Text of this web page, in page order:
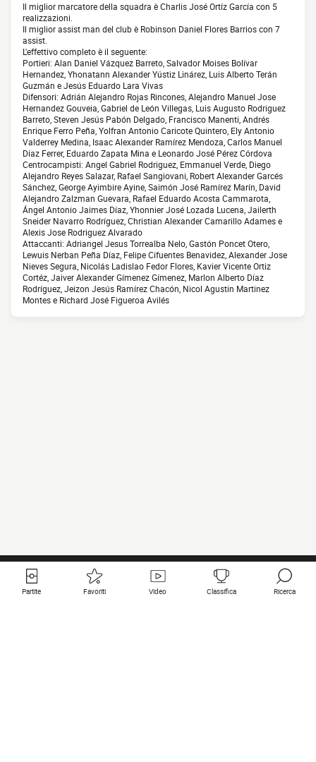
Il miglior marcatore della squadra è Charlis José Ortíz García con 5
realizzazioni.
Il miglior assist man del club è Robinson Daniel Flores Barrios con 7
assist.
L'effettivo completo è il seguente:
Portieri: Alan Daniel Vázquez Barreto, Salvador Moises Bolívar
Hernandez, Yhonatann Alexander Yústiz Linárez, Luis Alberto Terán
Guzmán e Jesús Eduardo Lara Vivas
Difensori: Adrián Alejandro Rojas Rincones, Alejandro Manuel Jose
Hernandez Gouveia, Gabriel de León Villegas, Luis Augusto Rodriguez
Barreto, Steven Jesús Pabón Delgado, Francisco Manenti, Andrés
Enrique Ferro Peña, Yolfran Antonio Caricote Quintero, Ely Antonio
Valderrey Medina, Isaac Alexander Ramírez Mendoza, Carlos Manuel
Díaz Ferrer, Eduardo Zapata Mina e Leonardo José Pérez Córdova
Centrocampisti: Angel Gabriel Rodriguez, Emmanuel Verde, Diego
Alejandro Reyes Salazar, Rafael Sangiovani, Robert Alexander Garcés
Sánchez, George Ayimbire Ayine, Saimón José Ramírez Marín, David
Alejandro Zalzman Guevara, Rafael Eduardo Acosta Cammarota,
Ángel Antonio Jaimes Díaz, Yhonnier José Lozada Lucena, Jailerth
Sneider Navarro Rodríguez, Christian Alexander Camarillo Adames e
Alexis Jose Rodriguez Alvarado
Attaccanti: Adriangel Jesus Torrealba Nelo, Gastón Poncet Otero,
Lewuis Nerban Peña Díaz, Felipe Cifuentes Benavidez, Alexander Jose
Nieves Segura, Nicolás Ladislao Fedor Flores, Kavier Vicente Ortiz
Cortéz, Jaiver Alexander Gímenez Gímenez, Marlon Alberto Díaz
Rodríguez, Jeizon Jesús Ramírez Chacón, Nicol Agustin Martinez
Montes e Richard José Figueroa Avilés
Partite Favoriti Video Classifica Ricerca